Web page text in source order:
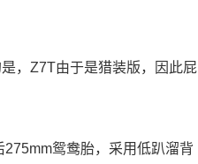
，Z7T由于是猎装版，因此屁
鸳鸯胎，采用低趴溜背